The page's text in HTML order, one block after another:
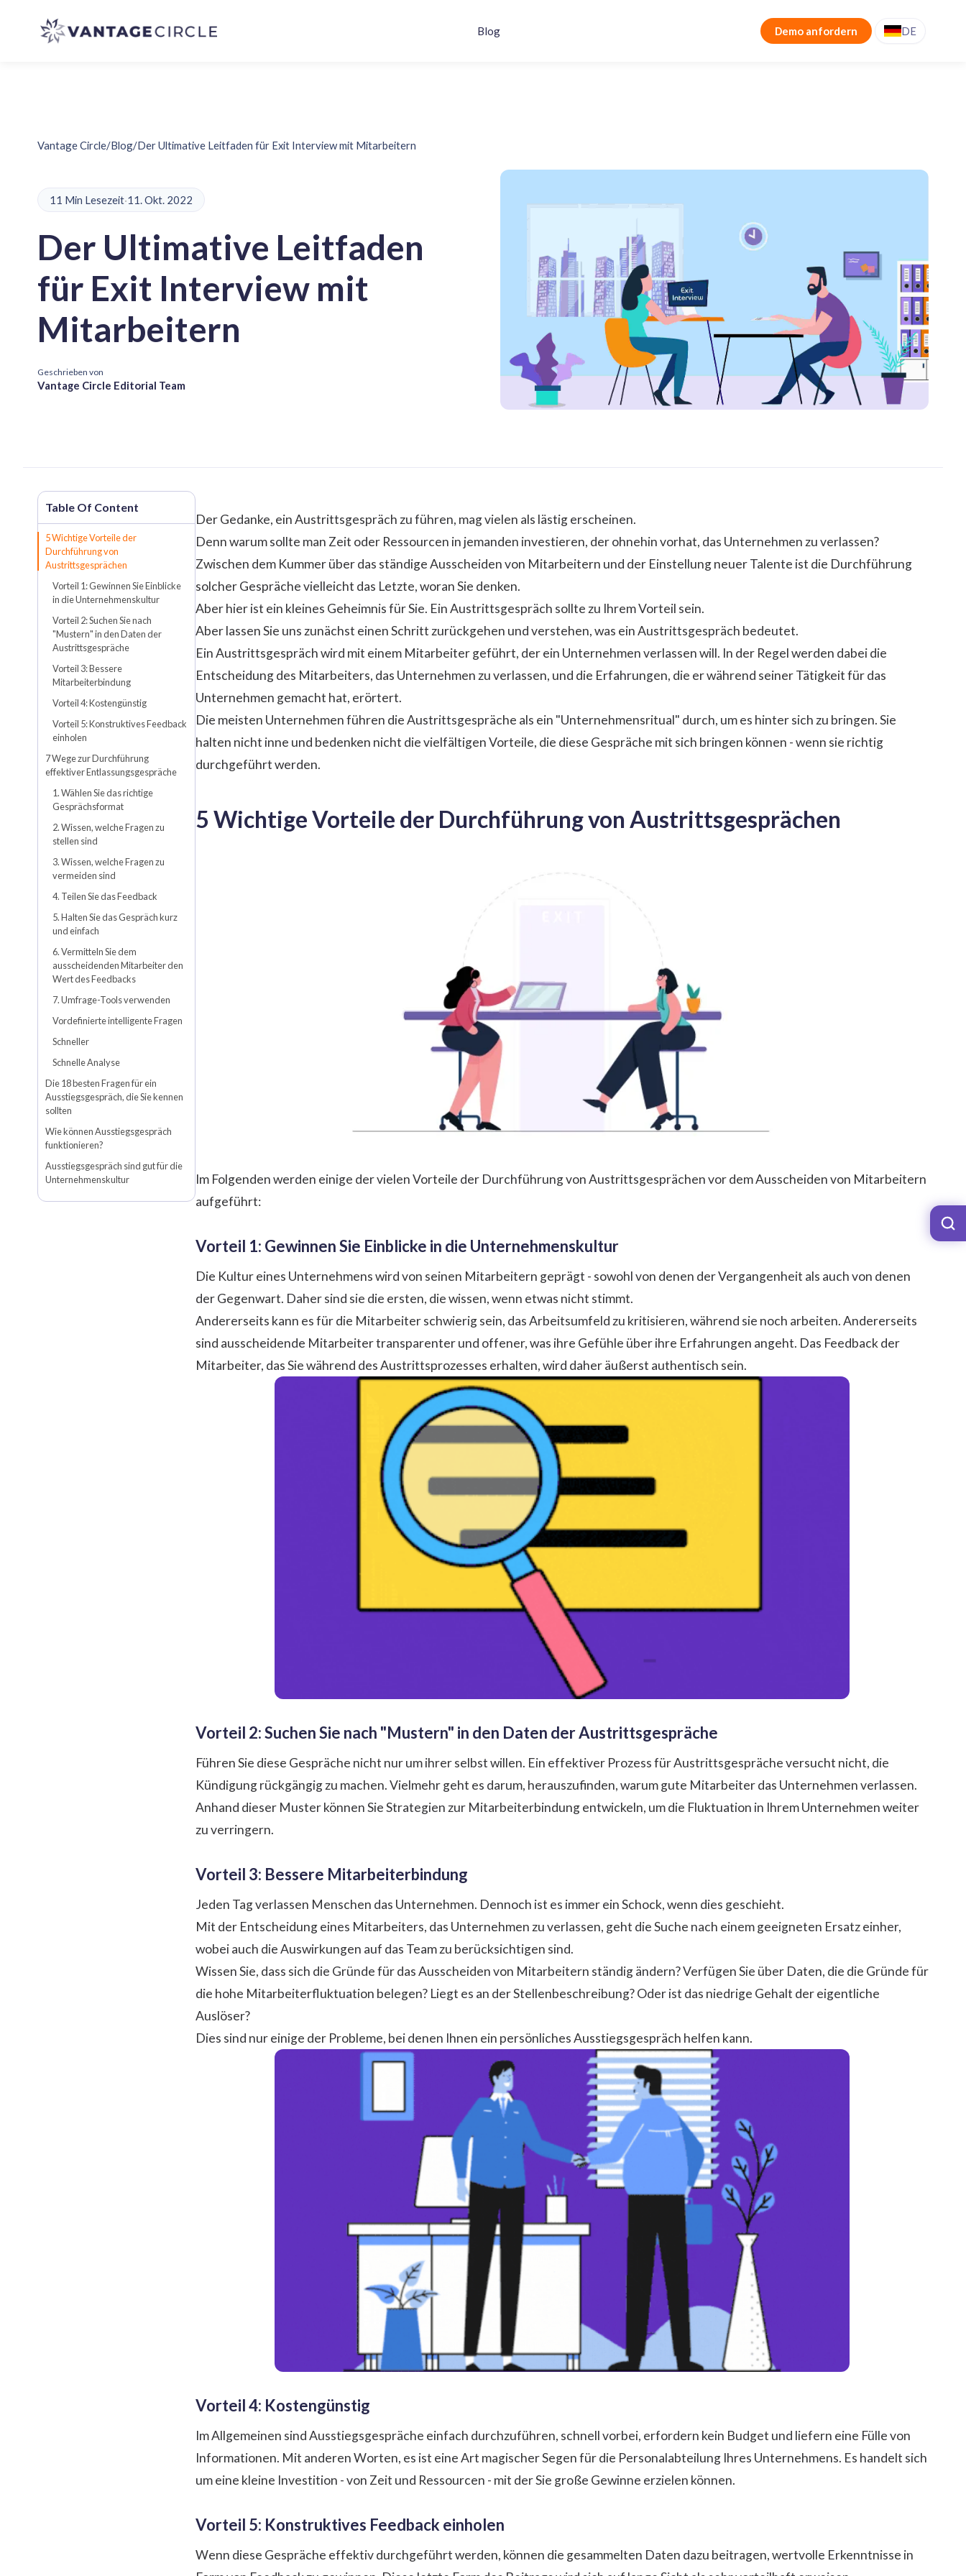
Blog Demo anfordern DE
Vantage Circle/Blog/Der Ultimative Leitfaden für Exit Interview mit Mitarbeitern
11 Min Lesezeit·11. Okt. 2022
Der Ultimative Leitfaden
für Exit Interview mit
Mitarbeitern
Geschrieben von
Vantage Circle Editorial Team
5 Wichtige Vorteile der
Durchführung von
Austrittsgesprächen
Vorteil 1: Gewinnen Sie Einblicke
in die Unternehmenskultur
Vorteil 2: Suchen Sie nach
"Mustern" in den Daten der
Austrittsgespräche
Vorteil 3: Bessere
Mitarbeiterbindung
Vorteil 4: Kostengünstig
Vorteil 5: Konstruktives Feedback
einholen
7 Wege zur Durchführung
effektiver Entlassungsgespräche
1. Wählen Sie das richtige
Gesprächsformat
2. Wissen, welche Fragen zu
stellen sind
3. Wissen, welche Fragen zu
vermeiden sind
4. Teilen Sie das Feedback
5. Halten Sie das Gespräch kurz
und einfach
6. Vermitteln Sie dem
ausscheidenden Mitarbeiter den
Wert des Feedbacks
7. Umfrage-Tools verwenden
Vordefinierte intelligente Fragen
Schneller
Schnelle Analyse
Die 18 besten Fragen für ein
Ausstiegsgespräch, die Sie kennen
sollten
Wie können Ausstiegsgespräch
funktionieren?
Ausstiegsgespräch sind gut für die
Unternehmenskultur
Der Gedanke, ein Austrittsgespräch zu führen, mag vielen als lästig erscheinen.
Denn warum sollte man Zeit oder Ressourcen in jemanden investieren, der ohnehin vorhat, das Unternehmen zu verlassen?
Zwischen dem Kummer über das ständige Ausscheiden von Mitarbeitern und der Einstellung neuer Talente ist die Durchführung
solcher Gespräche vielleicht das Letzte, woran Sie denken.
Aber hier ist ein kleines Geheimnis für Sie. Ein Austrittsgespräch sollte zu Ihrem Vorteil sein.
Aber lassen Sie uns zunächst einen Schritt zurückgehen und verstehen, was ein Austrittsgespräch bedeutet.
Ein Austrittsgespräch wird mit einem Mitarbeiter geführt, der ein Unternehmen verlassen will. In der Regel werden dabei die
Entscheidung des Mitarbeiters, das Unternehmen zu verlassen, und die Erfahrungen, die er während seiner Tätigkeit für das
Unternehmen gemacht hat, erörtert.
Die meisten Unternehmen führen die Austrittsgespräche als ein "Unternehmensritual" durch, um es hinter sich zu bringen. Sie
halten nicht inne und bedenken nicht die vielfältigen Vorteile, die diese Gespräche mit sich bringen können - wenn sie richtig
durchgeführt werden.
5 Wichtige Vorteile der Durchführung von Austrittsgesprächen
Im Folgenden werden einige der vielen Vorteile der Durchführung von Austrittsgesprächen vor dem Ausscheiden von Mitarbeitern
aufgeführt:
Vorteil 1: Gewinnen Sie Einblicke in die Unternehmenskultur
Die Kultur eines Unternehmens wird von seinen Mitarbeitern geprägt - sowohl von denen der Vergangenheit als auch von denen
der Gegenwart. Daher sind sie die ersten, die wissen, wenn etwas nicht stimmt.
Andererseits kann es für die Mitarbeiter schwierig sein, das Arbeitsumfeld zu kritisieren, während sie noch arbeiten. Andererseits
sind ausscheidende Mitarbeiter transparenter und offener, was ihre Gefühle über ihre Erfahrungen angeht. Das Feedback der
Mitarbeiter, das Sie während des Austrittsprozesses erhalten, wird daher äußerst authentisch sein.
Vorteil 2: Suchen Sie nach "Mustern" in den Daten der Austrittsgespräche
Führen Sie diese Gespräche nicht nur um ihrer selbst willen. Ein effektiver Prozess für Austrittsgespräche versucht nicht, die
Kündigung rückgängig zu machen. Vielmehr geht es darum, herauszufinden, warum gute Mitarbeiter das Unternehmen verlassen.
Anhand dieser Muster können Sie Strategien zur Mitarbeiterbindung entwickeln, um die Fluktuation in Ihrem Unternehmen weiter
zu verringern.
Vorteil 3: Bessere Mitarbeiterbindung
Jeden Tag verlassen Menschen das Unternehmen. Dennoch ist es immer ein Schock, wenn dies geschieht.
Mit der Entscheidung eines Mitarbeiters, das Unternehmen zu verlassen, geht die Suche nach einem geeigneten Ersatz einher,
wobei auch die Auswirkungen auf das Team zu berücksichtigen sind.
Wissen Sie, dass sich die Gründe für das Ausscheiden von Mitarbeitern ständig ändern? Verfügen Sie über Daten, die die Gründe für
die hohe Mitarbeiterfluktuation belegen? Liegt es an der Stellenbeschreibung? Oder ist das niedrige Gehalt der eigentliche
Auslöser?
Dies sind nur einige der Probleme, bei denen Ihnen ein persönliches Ausstiegsgespräch helfen kann.
Vorteil 4: Kostengünstig
Im Allgemeinen sind Ausstiegsgespräche einfach durchzuführen, schnell vorbei, erfordern kein Budget und liefern eine Fülle von
Informationen. Mit anderen Worten, es ist eine Art magischer Segen für die Personalabteilung Ihres Unternehmens. Es handelt sich
um eine kleine Investition - von Zeit und Ressourcen - mit der Sie große Gewinne erzielen können.
Vorteil 5: Konstruktives Feedback einholen
Wenn diese Gespräche effektiv durchgeführt werden, können die gesammelten Daten dazu beitragen, wertvolle Erkenntnisse in